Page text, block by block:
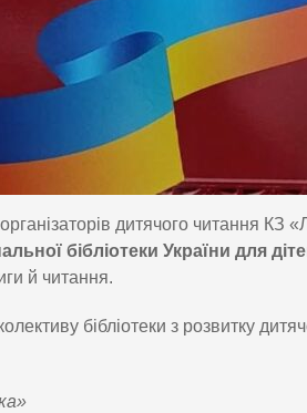
дитячого читання КЗ
бібліотеки України для
й читання.
бібліотеки з розвитку